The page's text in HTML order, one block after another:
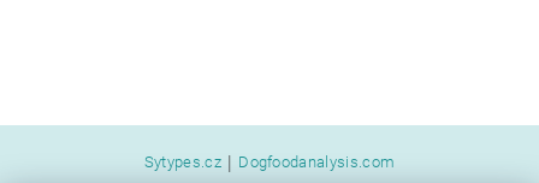
Sytypes.cz | Dogfoodanalysis.com